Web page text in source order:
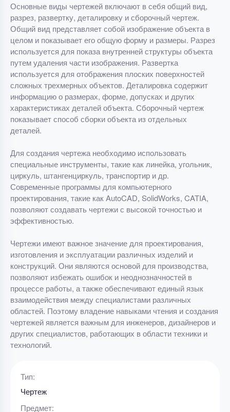
Основные виды чертежей включают в себя общий вид,
разрез, развертку, деталировку и сборочный чертеж.
Общий вид представляет собой изображение объекта в
целом и показывает его общую форму и размеры. Разрез
используется для показа внутренней структуры объекта
путем удаления части изображения. Развертка
используется для отображения плоских поверхностей
сложных трехмерных объектов. Деталировка содержит
информацию о размерах, форме, допусках и других
характеристиках деталей объекта. Сборочный чертеж
показывает способ сборки объекта из отдельных
деталей.
Для создания чертежа необходимо использовать
специальные инструменты, такие как линейка, угольник,
циркуль, штангенциркуль, транспортир и др.
Современные программы для компьютерного
проектирования, такие как AutoCAD, SolidWorks, CATIA,
позволяют создавать чертежи с высокой точностью и
эффективностью.
Чертежи имеют важное значение для проектирования,
изготовления и эксплуатации различных изделий и
конструкций. Они являются основой для производства,
позволяют избежать ошибок и неоднозначностей в
процессе работы, а также обеспечивают единый язык
взаимодействия между специалистами различных
областей. Поэтому владение навыками чтения и создания
чертежей является важным для инженеров, дизайнеров и
других специалистов, работающих в области техники и
технологий.
Тип:
Чертеж
Предмет: